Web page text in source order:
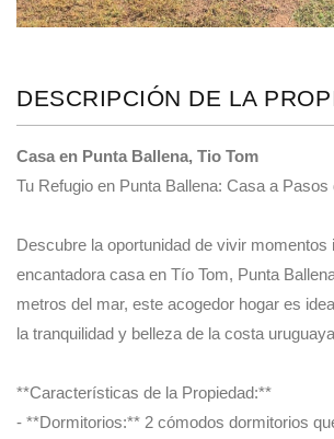
DESCRIPCIÓN DE LA
Casa en Punta Ballena, Tio Tom
Tu Refugio en Punta Ballena: Casa a Pasos
Descubre la oportunidad de vivir momentos
encantadora casa en Tío Tom, Punta
metros del mar, este acogedor hogar es
la tranquilidad y belleza de la costa
**Características de la Propiedad:**
- **Dormitorios:** 2 cómodos dormitorios